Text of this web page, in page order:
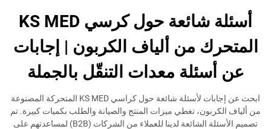
أسئلة شائعة حول كرسي KS MED
من ألياف الكربون | إجابات
معدات التنقّل بالجملة
ابحث عن إجابات لأسئلة شائعة حول كراسي KS MED المتحركة المصنوعة
تغطي ميزات المنتج والصيانة والطلب بكميات كبيرة. تم
تصميم الأسئلة الشائعة لدينا للعملاء من الشركات (B2B) لمساعدتهم على